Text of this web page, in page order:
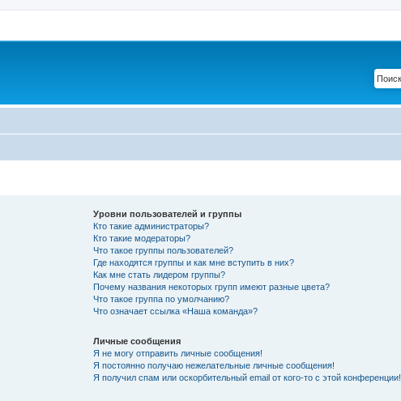
Уровни пользователей и группы
Кто такие администраторы?
Кто такие модераторы?
Что такое группы пользователей?
Где находятся группы и как мне вступить в них?
Как мне стать лидером группы?
Почему названия некоторых групп имеют разные цвета?
Что такое группа по умолчанию?
Что означает ссылка «Наша команда»?
Личные сообщения
Я не могу отправить личные сообщения!
Я постоянно получаю нежелательные личные сообщения!
Я получил спам или оскорбительный email от кого-то с этой конференции!